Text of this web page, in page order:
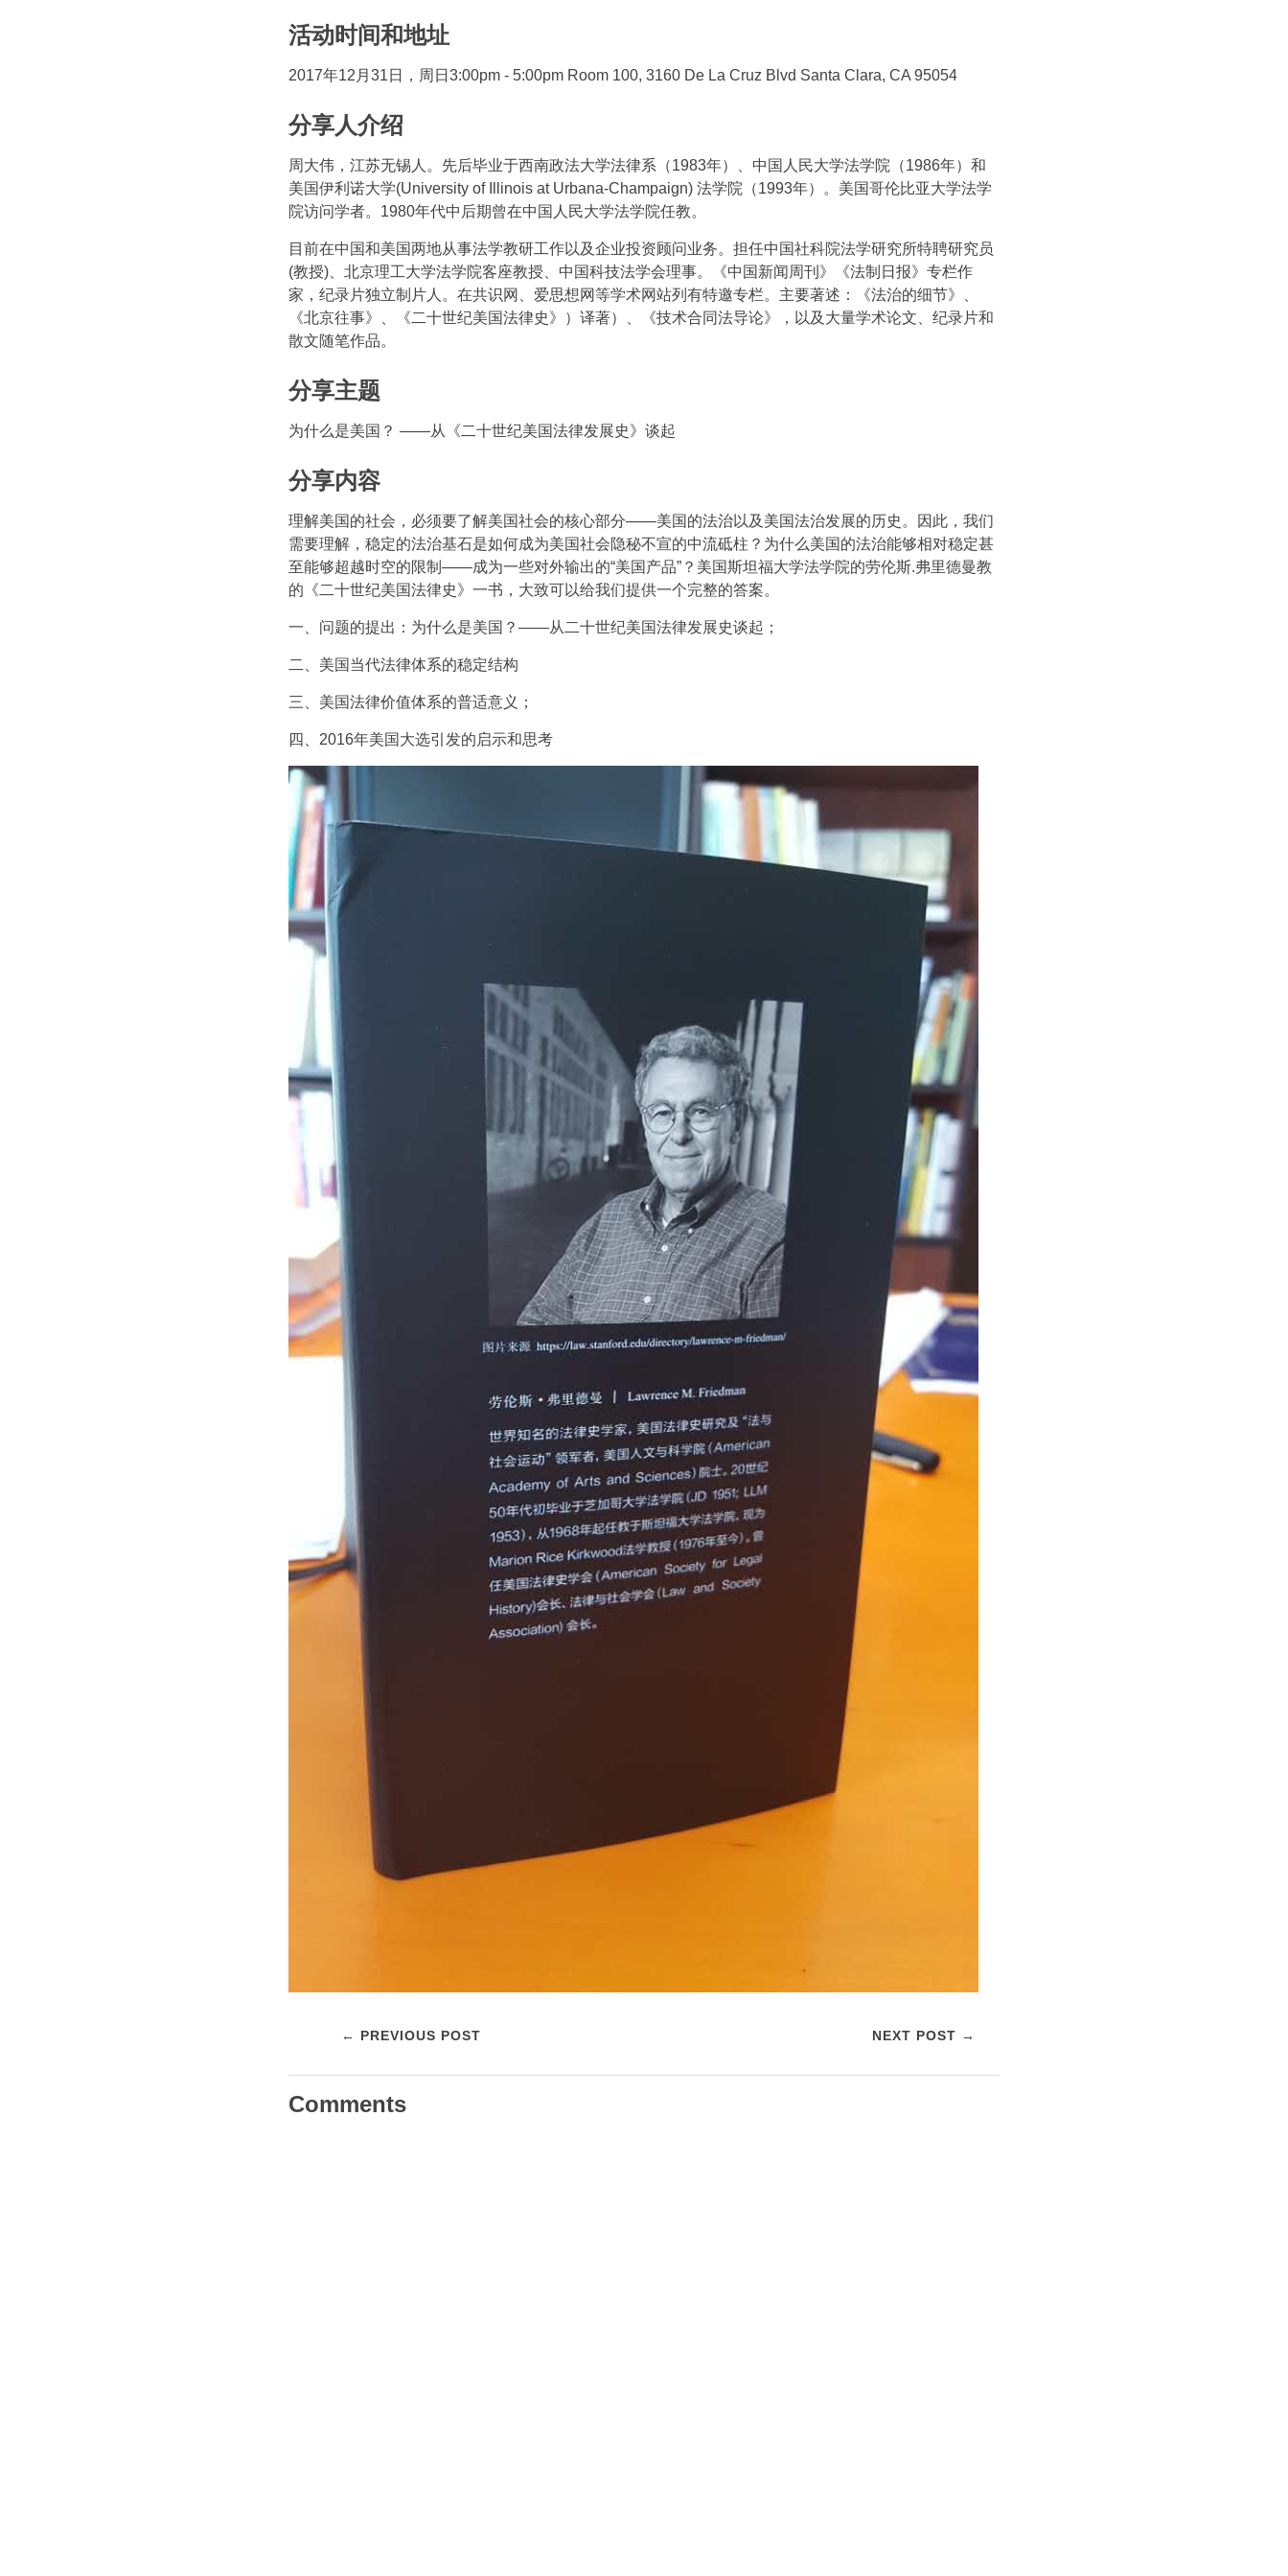
活动时间和地址
2017年12月31日，周日3:00pm - 5:00pm Room 100, 3160 De La Cruz Blvd Santa Clara, CA 95054
分享人介绍
周大伟，江苏无锡人。先后毕业于西南政法大学法律系（1983年）、中国人民大学法学院（1986年）和
美国伊利诺大学(University of Illinois at Urbana-Champaign) 法学院（1993年）。美国哥伦比亚大学法学
院访问学者。1980年代中后期曾在中国人民大学法学院任教。
目前在中国和美国两地从事法学教研工作以及企业投资顾问业务。担任中国社科院法学研究所特聘研究员
(教授)、北京理工大学法学院客座教授、中国科技法学会理事。《中国新闻周刊》《法制日报》专栏作
家，纪录片独立制片人。在共识网、爱思想网等学术网站列有特邀专栏。主要著述：《法治的细节》、
《北京往事》、《二十世纪美国法律史》）译著）、《技术合同法导论》，以及大量学术论文、纪录片和
散文随笔作品。
分享主题
为什么是美国？ ——从《二十世纪美国法律发展史》谈起
分享内容
理解美国的社会，必须要了解美国社会的核心部分——美国的法治以及美国法治发展的历史。因此，我们
需要理解，稳定的法治基石是如何成为美国社会隐秘不宣的中流砥柱？为什么美国的法治能够相对稳定甚
至能够超越时空的限制——成为一些对外输出的“美国产品”？美国斯坦福大学法学院的劳伦斯.弗里德曼教
的《二十世纪美国法律史》一书，大致可以给我们提供一个完整的答案。
一、问题的提出：为什么是美国？——从二十世纪美国法律发展史谈起；
二、美国当代法律体系的稳定结构
三、美国法律价值体系的普适意义；
四、2016年美国大选引发的启示和思考
← PREVIOUS POST NEXT POST →
Comments